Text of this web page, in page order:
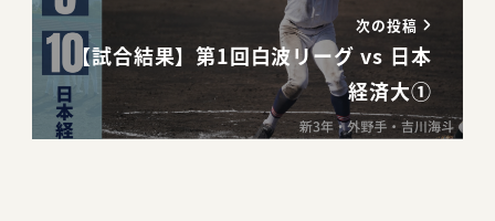
次の投稿
【試合結果】第1回白波リーグ vs 日本
経済大①